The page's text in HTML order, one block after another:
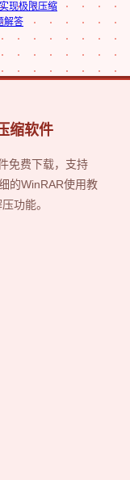
现极限压缩
解答
缩软件
免费下载，支持
的WinRAR使用教
功能。